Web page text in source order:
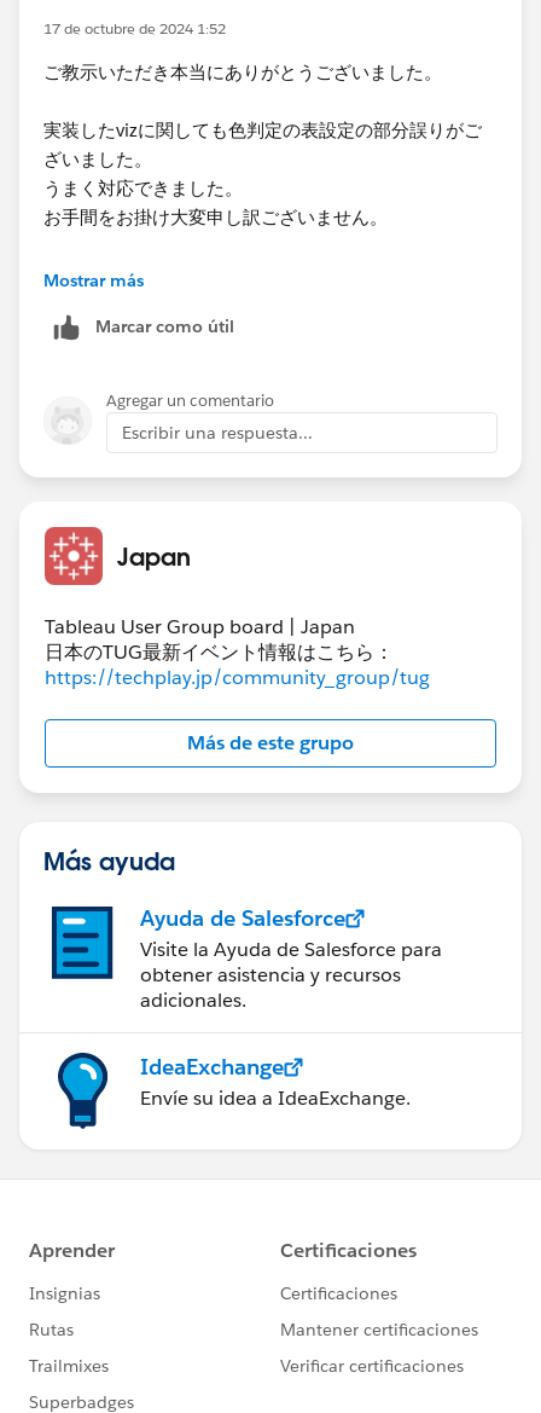
​大変申し訳ございません。
修正​したvizを添付いたします。
実装版​に関してもう少しであると考えています。
何卒宜しくお願い致します。​
色判定のネストの設定も確認しました。
す。
vizにおいて総計での色判定が出ている箇所がございま
マークした部分となります。
vizと比較しました。
ATTR({EXCLUDE [Af], [Af(分類）],[ADays]:
COUNTD([Af])}) + [縦NULL]
ATTR({EXCLUDE [Rf], [Rf(分類)],[RDays]:
COUNTD([Rf])}) + [横NULL]
何度も申し訳ございません。
17 de octubre de 2024 1:52
ご教示いただき本当にありがとうございました。
実装したvizに関しても色判定の表設定の部分誤りがご
ざいました。
うまく対応できました。
お手間をお掛け大変申し訳ございません。
改めてありがとうございました。
Mostrar más
Marcar como útil
Agregar un comentario
Escribir una respuesta...
Japan
Tableau User Group board | Japan
日本のTUG最新イベント情報はこちら：
https://techplay.jp/community_group/tug
Más de este grupo
Más ayuda
Ayuda de Salesforce
Visite la Ayuda de Salesforce para
obtener asistencia y recursos
adicionales.
IdeaExchange
Envíe su idea a IdeaExchange.